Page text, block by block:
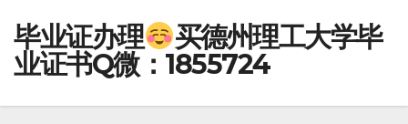
毕业证办理
买德州理工大学毕
业证书Q微：1855724